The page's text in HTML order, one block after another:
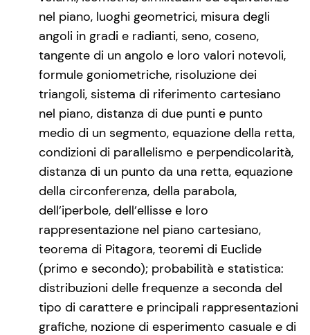
nel piano, luoghi geometrici, misura degli
angoli in gradi e radianti, seno, coseno,
tangente di un angolo e loro valori notevoli,
formule goniometriche, risoluzione dei
triangoli, sistema di riferimento cartesiano
nel piano, distanza di due punti e punto
medio di un segmento, equazione della retta,
condizioni di parallelismo e perpendicolarità,
distanza di un punto da una retta, equazione
della circonferenza, della parabola,
dell’iperbole, dell’ellisse e loro
rappresentazione nel piano cartesiano,
teorema di Pitagora, teoremi di Euclide
(primo e secondo); probabilità e statistica:
distribuzioni delle frequenze a seconda del
tipo di carattere e principali rappresentazioni
grafiche, nozione di esperimento casuale e di